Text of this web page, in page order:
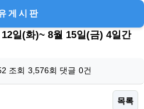
게시판
일(화)~ 8월 15일(금) 4일간
조회 3,576회 댓글 0건
목록